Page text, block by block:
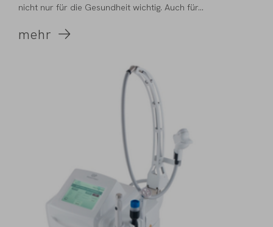
nicht nur für die Gesundheit wichtig. Auch für...
mehr